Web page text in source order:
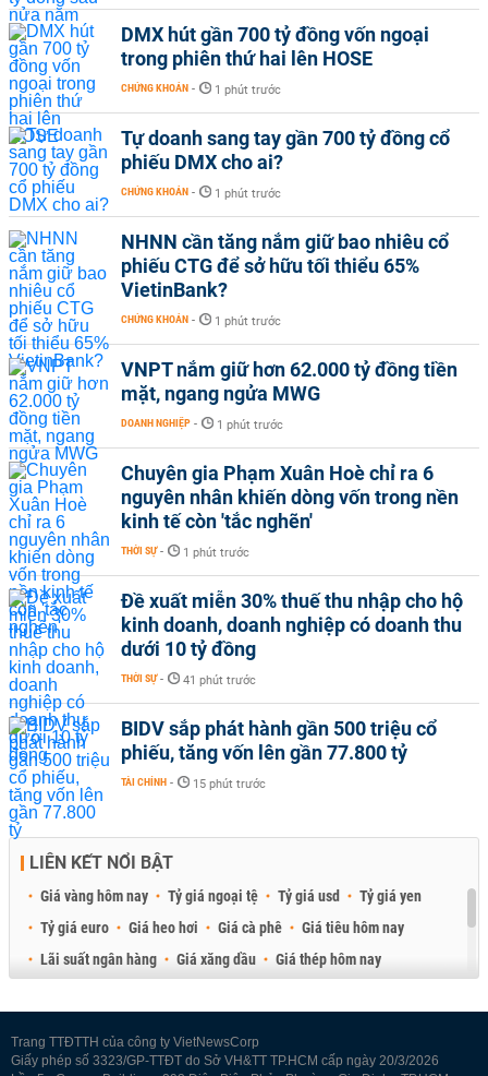
DMX hút gần 700 tỷ đồng vốn ngoại
trong phiên thứ hai lên HOSE
CHỨNG KHOÁN - 1 phút trước
Tự doanh sang tay gần 700 tỷ đồng cổ
phiếu DMX cho ai?
CHỨNG KHOÁN - 1 phút trước
NHNN cần tăng nắm giữ bao nhiêu cổ
phiếu CTG để sở hữu tối thiểu 65%
VietinBank?
CHỨNG KHOÁN - 1 phút trước
VNPT nắm giữ hơn 62.000 tỷ đồng tiền
mặt, ngang ngửa MWG
DOANH NGHIỆP - 1 phút trước
Chuyên gia Phạm Xuân Hoè chỉ ra 6
nguyên nhân khiến dòng vốn trong nền
kinh tế còn 'tắc nghẽn'
THỜI SỰ - 1 phút trước
Đề xuất miễn 30% thuế thu nhập cho hộ
kinh doanh, doanh nghiệp có doanh thu
dưới 10 tỷ đồng
THỜI SỰ - 41 phút trước
BIDV sắp phát hành gần 500 triệu cổ
phiếu, tăng vốn lên gần 77.800 tỷ
TÀI CHÍNH - 15 phút trước
LIÊN KẾT NỔI BẬT
Giá vàng hôm nay Tỷ giá ngoại tệ Tỷ giá usd
Tỷ giá yen
Tỷ giá euro
Giá heo hơi Giá cà phê
Giá tiêu hôm nay
Lãi suất ngân hàng
Giá xăng dầu
Giá thép hôm nay
Trang TTĐTTH của công ty VietNewsCorp
Giấy phép số 3323/GP-TTĐT do Sở VH&TT TP.HCM cấp ngày 20/3/2026